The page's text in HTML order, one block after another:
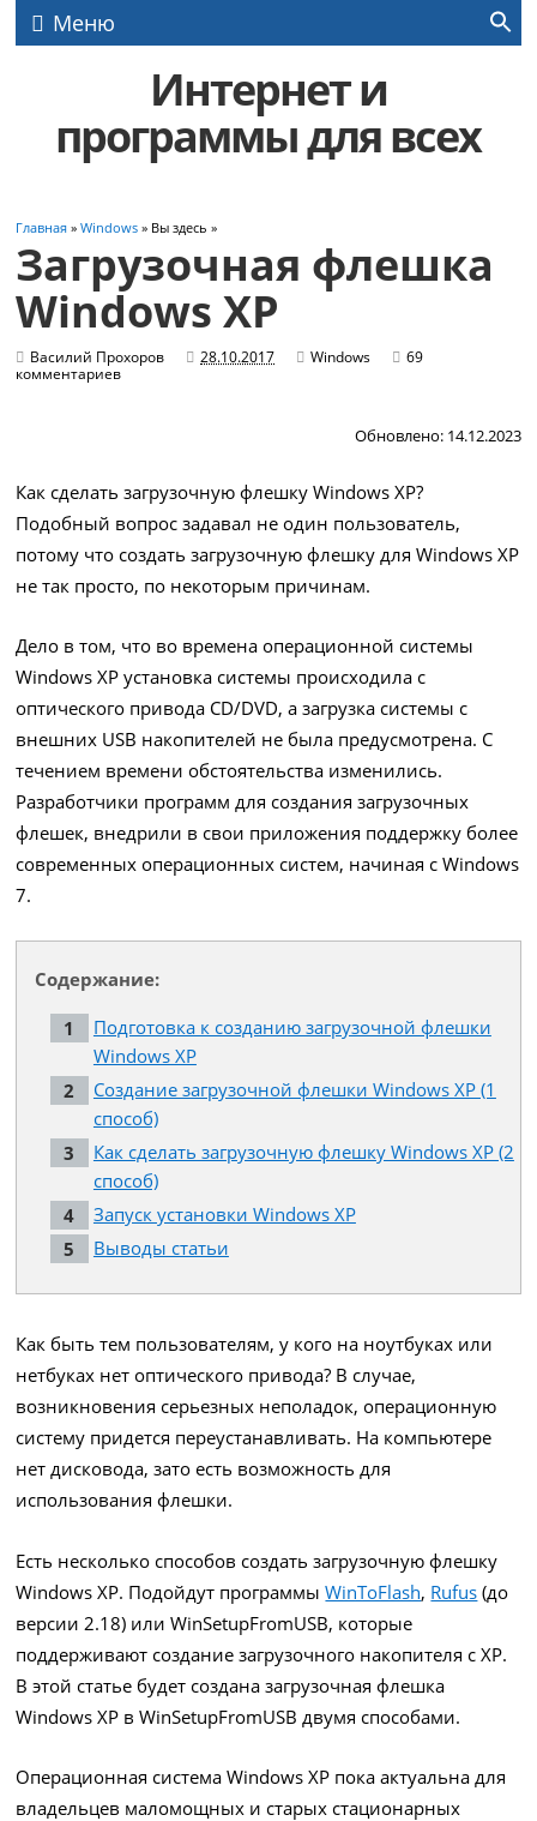
Меню
Интернет и
программы для всех
Главная »Windows » Вы здесь »
Загрузочная флешка
Windows XP
Василий Прохоров 28.10.2017 Windows
69
комментариев
Обновлено: 14.12.2023
Как сделать загрузочную флешку Windows XP?
Подобный вопрос задавал не один пользователь,
потому что создать загрузочную флешку для Windows XP
не так просто, по некоторым причинам.
Дело в том, что во времена операционной системы
Windows XP установка системы происходила с
оптического привода CD/DVD, а загрузка системы с
внешних USB накопителей не была предусмотрена. С
течением времени обстоятельства изменились.
Разработчики программ для создания загрузочных
флешек, внедрили в свои приложения поддержку более
современных операционных систем, начиная с Windows
7.
Содержание:
Подготовка к созданию загрузочной флешки
Windows XP
Создание загрузочной флешки Windows XP (1
способ)
Как сделать загрузочную флешку Windows XP (2
способ)
Запуск установки Windows XP
Выводы статьи
Как быть тем пользователям, у кого на ноутбуках или
нетбуках нет оптического привода? В случае,
возникновения серьезных неполадок, операционную
систему придется переустанавливать. На компьютере
нет дисковода, зато есть возможность для
использования флешки.
Есть несколько способов создать загрузочную флешку
Windows XP. Подойдут программыWinToFlash, Rufus (до
версии 2.18) или WinSetupFromUSB, которые
поддерживают создание загрузочного накопителя с XP.
В этой статье будет создана загрузочная флешка
Windows XP в WinSetupFromUSB двумя способами.
Операционная система Windows XP пока актуальна для
владельцев маломощных и старых стационарных